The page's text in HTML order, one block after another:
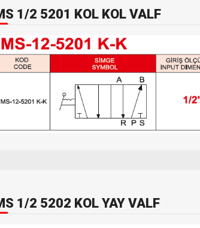
1/2 5201 KOL KOL VALF
1/2 5202 KOL YAY VALF